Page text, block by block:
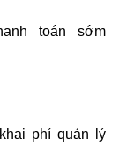
toán sớm
phí quản lý